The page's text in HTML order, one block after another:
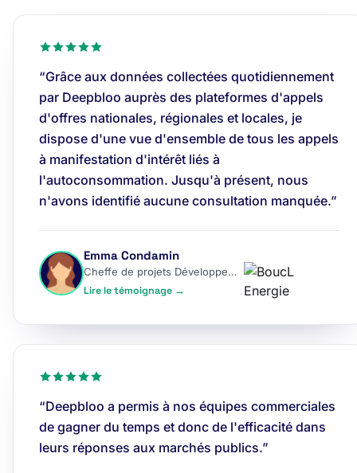
“Grâce aux données collectées quotidiennement
par Deepbloo auprès des plateformes d'appels
d'offres nationales, régionales et locales, je
dispose d'une vue d'ensemble de tous les appels
à manifestation d'intérêt liés à
l'autoconsommation. Jusqu'à présent, nous
n'avons identifié aucune consultation manquée.”
Emma Condamin
Cheffe de projets Développement
Lire le témoignage →
“Deepbloo a permis à nos équipes commerciales
de gagner du temps et donc de l'efficacité dans
leurs réponses aux marchés publics.”